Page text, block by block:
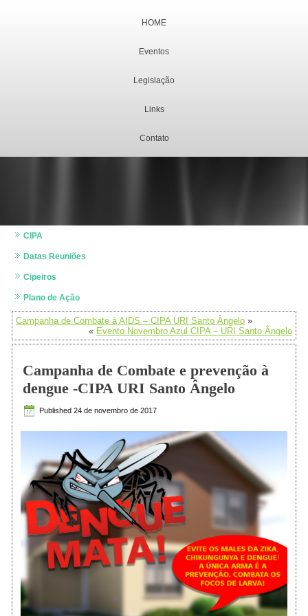
HOME
Eventos
Legislação
Links
Contato
CIPA
Datas Reuniões
Cipeiros
Plano de Ação
Campanha de Combate à AIDS – CIPA URI Santo Ângelo »
« Evento Novembro Azul CIPA – URI Santo Ângelo
Campanha de Combate e prevenção à
dengue -CIPA URI Santo Ângelo
Published 24 de novembro de 2017